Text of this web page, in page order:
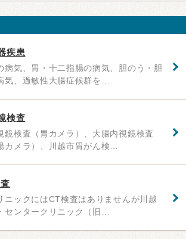
疾患
病気、胃・十二指腸の病気、胆のう・胆
気、過敏性大腸症候群を…
検査
鏡検査（胃カメラ）、大腸内視鏡検査
カメラ）、川越市胃がん検…
ニックにはCT検査はありませんが川越
センタークリニック（旧…